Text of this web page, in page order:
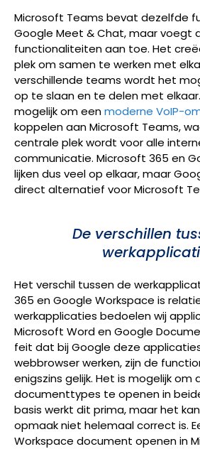
Microsoft Teams bevat dezelfde
Google Meet & Chat, maar voegt
functionaliteiten aan toe. Het
plek om samen te werken met
verschillende teams wordt het
op te slaan en te delen met
mogelijk om eenmoderne VoIP-
koppelen aan Microsoft Teams,
centrale plek wordt voor alle
communicatie. Microsoft 365 en
lijken dus veel op elkaar, maar
direct alternatief voor Microsoft
De verschillen
Het verschil tussen de
365 en Google Workspace is
werkapplicaties bedoelen wij
Microsoft Word en Google
feit dat bij Google deze
webbrowser werken, zijn de
enigszins gelijk. Het is mogelijk om
documenttypes te openen in
basis werkt dit prima, maar het
opmaak niet helemaal correct is.
Workspace document openen in